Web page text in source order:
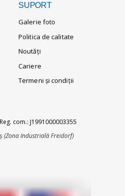
SUPORT
Galerie foto
Politica de calitate
Noutăți
Cariere
Termeni și condiții
com.: J1991000003355
(Zona Industrială Freidorf)